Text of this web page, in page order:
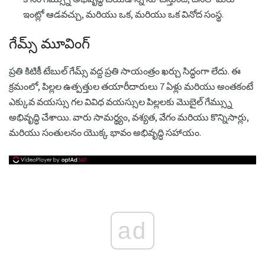
ఇంట్లో ఆడవచ్చు, మరియు ఒక, మరియు ఒక వినోద సంస్థ.
గేమ్స్ మూవింగ్
ప్రతి కిటికీ టేబుల్ గేమ్స్ వద్ద ప్రతి సాయంత్రం ఖర్చు సిద్ధంగా లేదు. ఈ
క్రమంలో, పిల్లల ఉత్పత్తుల తయారీదారులు 7 ఏళ్లు మరియు అంతకంటే
ఎక్కువ వయస్సు గల వివిధ వయస్సుల పిల్లలకు మొబైల్ గేమ్స్ను
అభివృద్ధి చేశాయి. వారు సామర్థ్యం, ​​వశ్యత, వేగం మరియు కొన్నిసార్లు,
మరియు సంతులనం యొక్క భావం అభివృద్ధి సహాయం.
ad